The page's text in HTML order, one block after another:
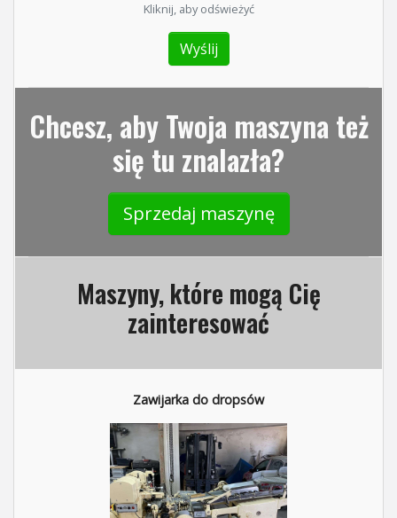
Kliknij, aby odświeżyć
Chcesz, aby Twoja maszyna też
się tu znalazła?
Sprzedaj maszynę
Maszyny, które mogą Cię
zainteresować
Zawijarka do dropsów